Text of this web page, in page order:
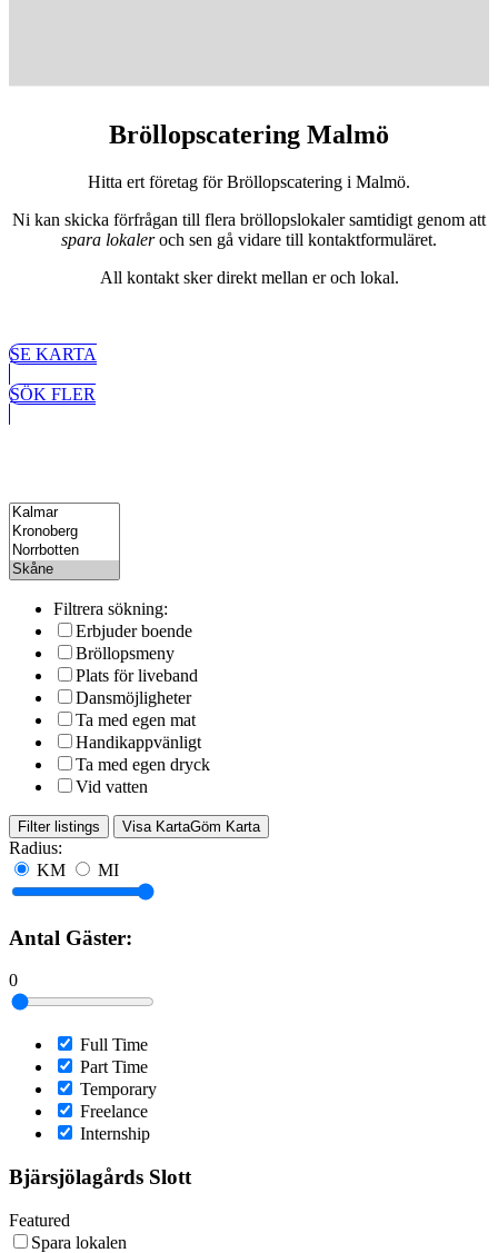
Bröllopscatering Malmö
Hitta ert företag för Bröllopscatering i Malmö.
Ni kan skicka förfrågan till flera bröllopslokaler samtidigt genom att
spara lokaleroch sen gå vidare till kontaktformuläret.
All kontakt sker direkt mellan er och lokal.
SE KARTA
SÖK FLER
Filtrera sökning:
Erbjuder boende
Bröllopsmeny
Plats för liveband
Dansmöjligheter
Ta med egen mat
Handikappvänligt
Ta med egen dryck
Vid vatten
Filter listings Visa KartaGöm Karta
Radius:
KM
MI
Antal Gäster:
0
Full Time
Part Time
Temporary
Freelance
Internship
Bjärsjölagårds Slott
Featured
Spara lokalen